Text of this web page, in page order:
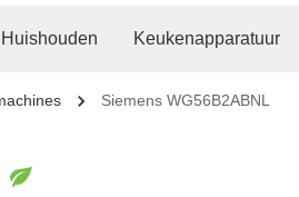
Huishouden Keukenapparatuur
Siemens WG56B2ABNL